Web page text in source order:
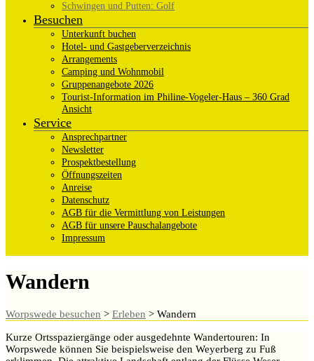
Schwingen und Putten: Golf
Besuchen
Unterkunft buchen
Hotel- und Gastgeberverzeichnis
Arrangements
Camping und Wohnmobil
Gruppenangebote 2026
Tourist-Information im Philine-Vogeler-Haus – 360 Grad
Ansicht
Service
Ansprechpartner
Newsletter
Prospektbestellung
Öffnungszeiten
Anreise
Datenschutz
AGB für die Vermittlung von Leistungen
AGB für unsere Pauschalangebote
Impressum
Wandern
Worpswede besuchen > Erleben > Wandern
Kurze Ortsspaziergänge oder ausgedehnte Wandertouren: In
Worpswede können Sie beispielsweise den Weyerberg zu Fuß